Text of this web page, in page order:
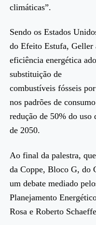
climáticas”.
Sendo os Estados
do Efeito Estufa, Geller
eficiência energética
substituição de
combustíveis fósseis
nos padrões de
redução de 50% do uso
de 2050.
Ao final da palestra,
da Coppe, Bloco G, do
um debate mediado
Planejamento
Rosa e Roberto